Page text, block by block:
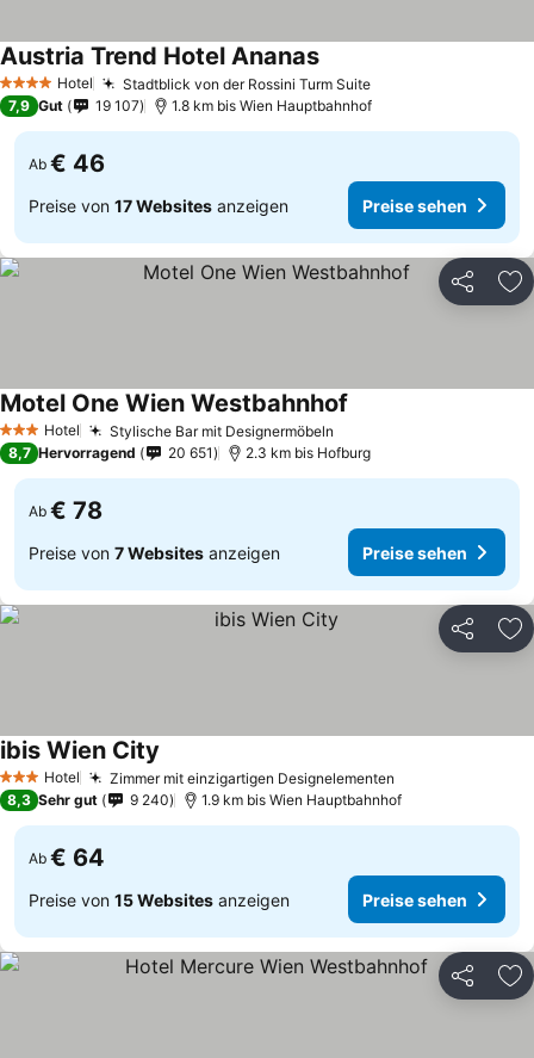
4 Sterne Hotel Stadtblick von der Rossini Turm Suite
Austria Trend Hotel Ananas
7,9 Gut 19 107 1.8 km bis Wien Hauptbahnhof
Ab € 46
Preise von 17 Websites anzeigen Preise sehen
Teilen
3 SterneHotel Stylische Bar mit Designermöbeln
Motel One Wien Westbahnhof
8,7 Hervorragend 20 651 2.3 km bis Hofburg
Ab € 78
Preise von 7 Websites anzeigen Preise sehen
Teilen
3 SterneHotel Zimmer mit einzigartigen Designelementen
ibis Wien City
8,3 Sehr gut 9 240 1.9 km bis Wien Hauptbahnhof
Ab € 64
Preise von 15 Websites anzeigen Preise sehen
Teilen